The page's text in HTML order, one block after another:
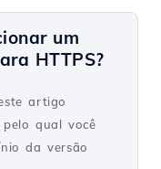
um
HTTPS?
artigo
pelo qual você
da versão